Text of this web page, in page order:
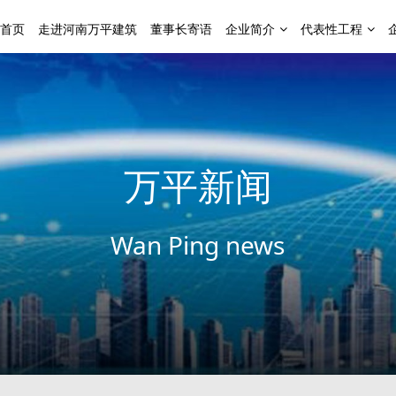
页 走进河南万平建筑 董事长寄语 企业简介 代表性工程
万平新闻
Wan Ping news